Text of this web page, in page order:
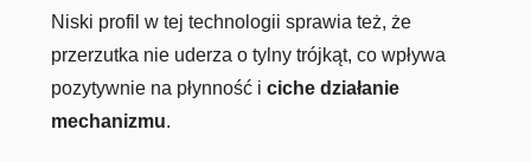
Niski profil w tej technologii sprawia też, że
przerzutka nie uderza o tylny trójkąt, co wpływa
pozytywnie na płynność i ciche działanie
mechanizmu.